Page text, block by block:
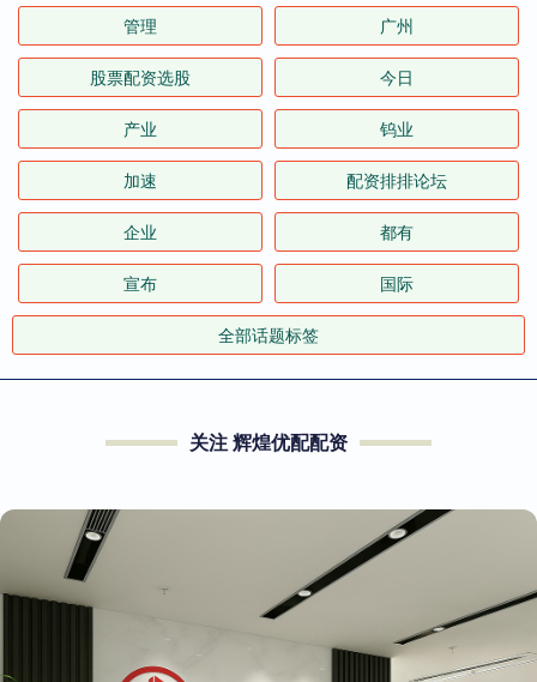
管理 广州
股票配资选股 今日
产业 钨业
加速 配资排排论坛
企业 都有
宣布 国际
全部话题标签
关注 辉煌优配配资